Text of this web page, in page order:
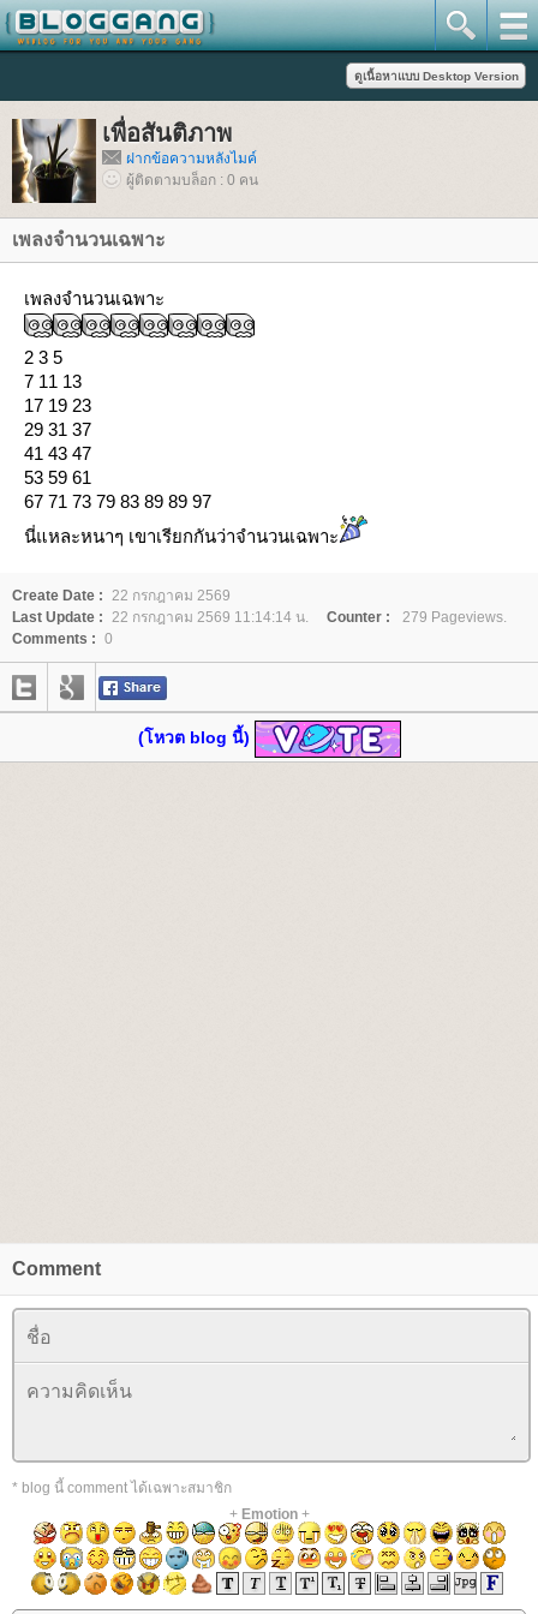
เพื่อสันติภาพ
ฝากข้อความหลังไมค์
ผู้ติดตามบล็อก : 0 คน
เพลงจำนวนเฉพาะ
เพลงจำนวนเฉพาะ
2 3 5
7 11 13
17 19 23
29 31 37
41 43 47
53 59 61
67 71 73 79 83 89 89 97
นี่แหละหนาๆ เขาเรียกกันว่าจำนวนเฉพาะ
Create Date : 22 กรกฎาคม 2569
Last Update : 22 กรกฎาคม 2569 11:14:14 น. Counter :
279 Pageviews.
Comments : 0
(โหวต blog นี้)
Comment
* blog นี้ comment ได้เฉพาะสมาชิก
+ Emotion+